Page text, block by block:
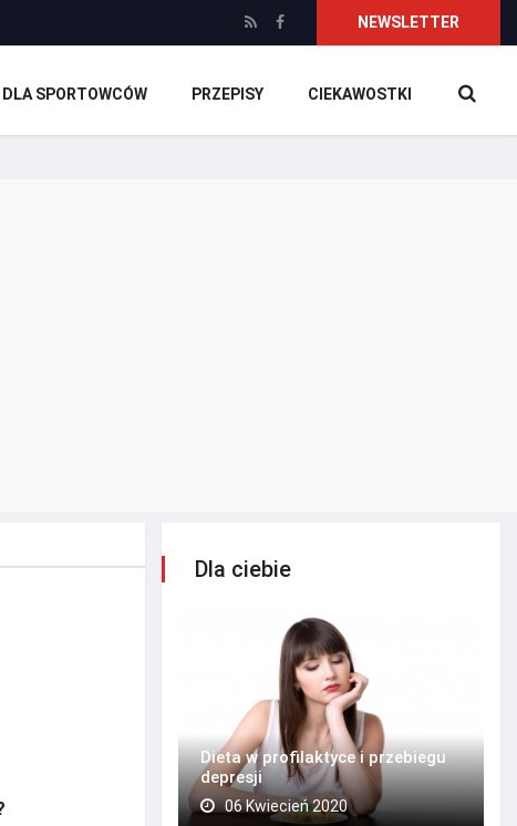
NEWSLETTER
DLA SPORTOWCÓW PRZEPISY CIEKAWOSTKI
Dla ciebie
Dieta w profilaktyce i przebiegu
depresji
06 Kwiecień 2020